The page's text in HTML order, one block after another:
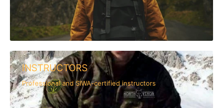
INSTRUCTORS
Professional and SIWA-certified instructors